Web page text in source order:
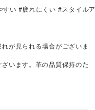
い #疲れにくい #スタイルア
が見られる場合がございま
います。革の品質保持のた